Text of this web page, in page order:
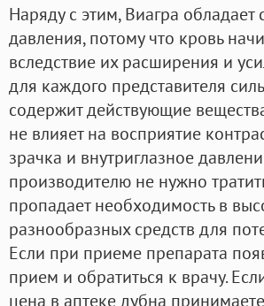
Наряду с этим, Виагра
давления, потому что кровь
вследствие их расширения и
для каждого представителя
содержит действующие
не влияет на восприятие
зрачка и внутриглазное
производителю не нужно
пропадает необходимость в
разнообразных средств для
Если при приеме препарата
прием и обратиться к врачу.
цена в аптеке дубна